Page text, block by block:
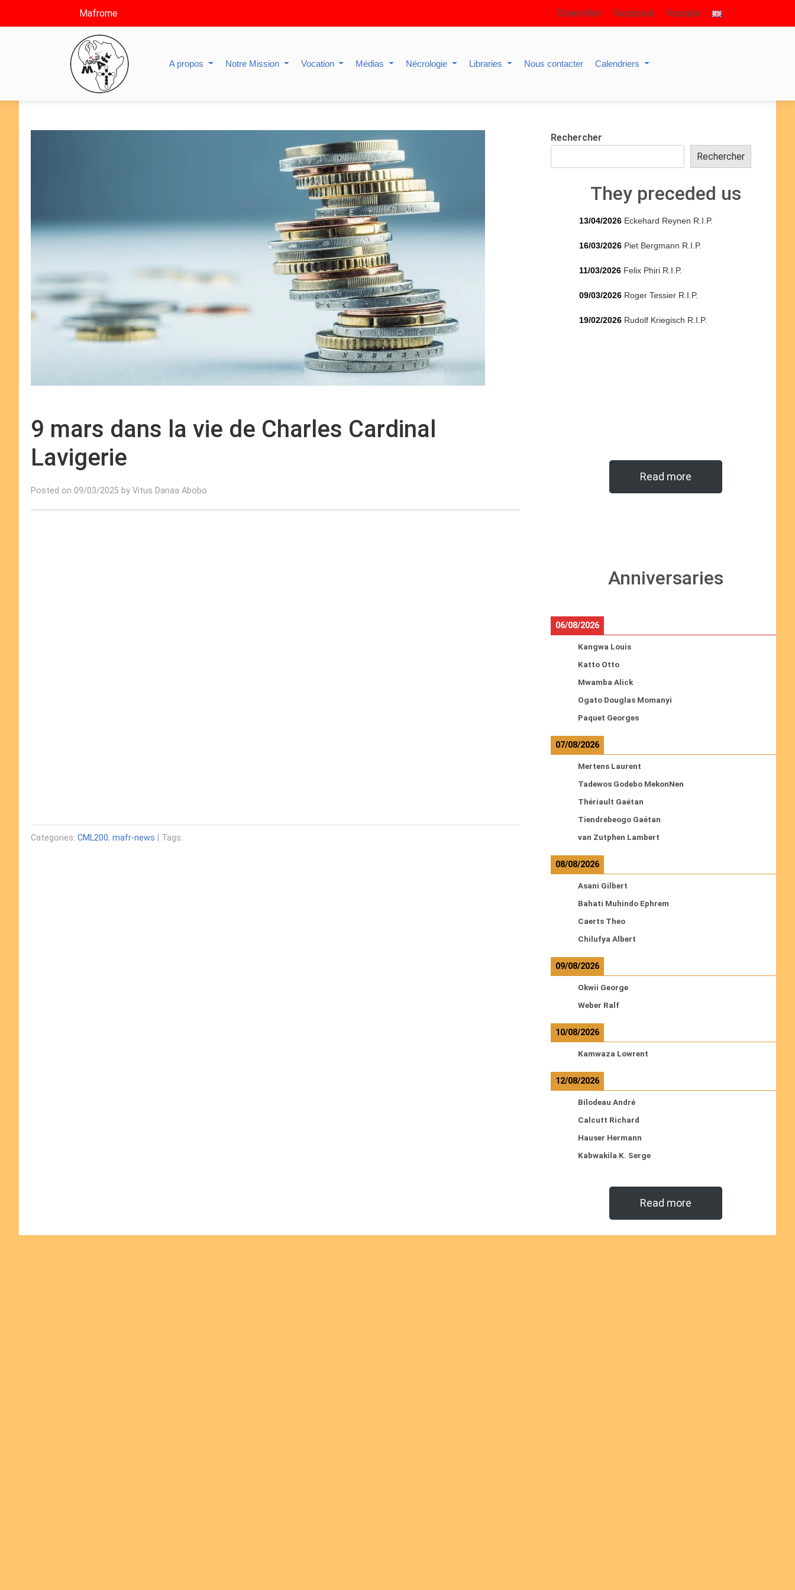
Mafrome S’identifier Facebook Youtube
A propos Notre Mission Vocation Médias Nécrologie Libraries Nous contacter Calendriers
9 mars dans la vie de Charles Cardinal
Lavigerie
Posted on 09/03/2025 by Vitus Danaa Abobo
Categories: CML200, mafr-news | Tags:
Rechercher
Rechercher
They preceded us
13/04/2026 Eckehard Reynen R.I.P.
16/03/2026 Piet Bergmann R.I.P.
11/03/2026 Felix Phiri R.I.P.
09/03/2026 Roger Tessier R.I.P.
19/02/2026 Rudolf Kriegisch R.I.P.
Read more
Anniversaries
06/08/2026
Kangwa Louis
Katto Otto
Mwamba Alick
Ogato Douglas Momanyi
Paquet Georges
07/08/2026
Mertens Laurent
Tadewos Godebo MekonNen
Thériault Gaétan
Tiendrebeogo Gaétan
van Zutphen Lambert
08/08/2026
Asani Gilbert
Bahati Muhindo Ephrem
Caerts Theo
Chilufya Albert
09/08/2026
Okwii George
Weber Ralf
10/08/2026
Kamwaza Lowrent
12/08/2026
Bilodeau André
Calcutt Richard
Hauser Hermann
Kabwakila K. Serge
Read more